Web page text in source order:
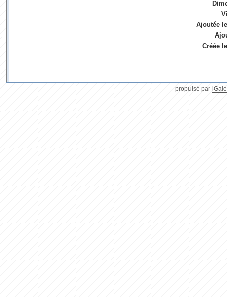
Ajoutée le
Créée le
propulsé par